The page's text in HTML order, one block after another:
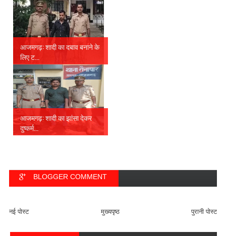
आजमगढ़: शादी का दबाव बनाने के
लिए ट...
आजमगढ़: शादी का झांसा देकर
दुष्कर्म...
BLOGGER COMMENT
नई पोस्ट पुरानी पोस्ट
मुख्यपृष्ठ